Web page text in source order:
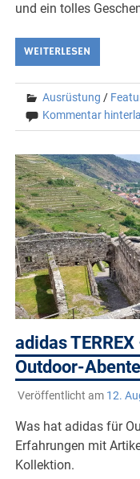
und ein tolles
WEITERLESEN
Ausrüstung /
Kommentar
adidas
Outdoor-
Veröffentlicht am 12.
Was hat adidas für
Erfahrungen mit
Kollektion.